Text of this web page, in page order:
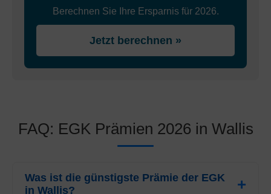
Berechnen Sie Ihre Ersparnis für 2026.
Jetzt berechnen »
FAQ: EGK Prämien 2026 in Wallis
Was ist die günstigste Prämie der EGK
in Wallis?